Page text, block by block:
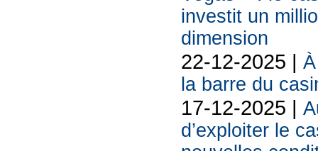
investit un
dimension
22-12-2025 |
la barre du
17-12-2025 |
d’exploiter le